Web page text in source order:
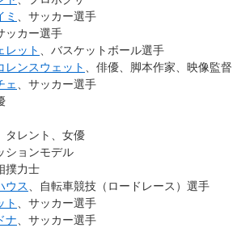
ミ
、サッカー選手
ッカー選手
レット
、バスケットボール選手
レンスウェット
、俳優、脚本作家、映像監督
ェ
、サッカー選手
、タレント、女優
ションモデル
撲力士
ウス
、自転車競技（ロードレース）選手
ト
、サッカー選手
ナ 、サッカー選手